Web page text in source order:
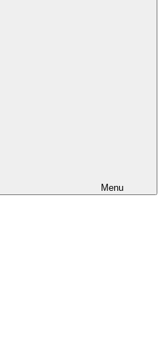
Menu